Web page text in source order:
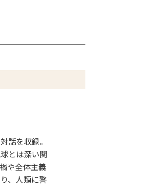
話を収録。
とは深い関
や全体主義
、人類に警